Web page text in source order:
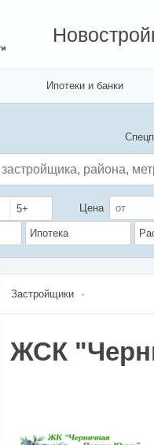
Ипотеки и банки
5+ Цена
Ипотека
Застройщики
ЖСК